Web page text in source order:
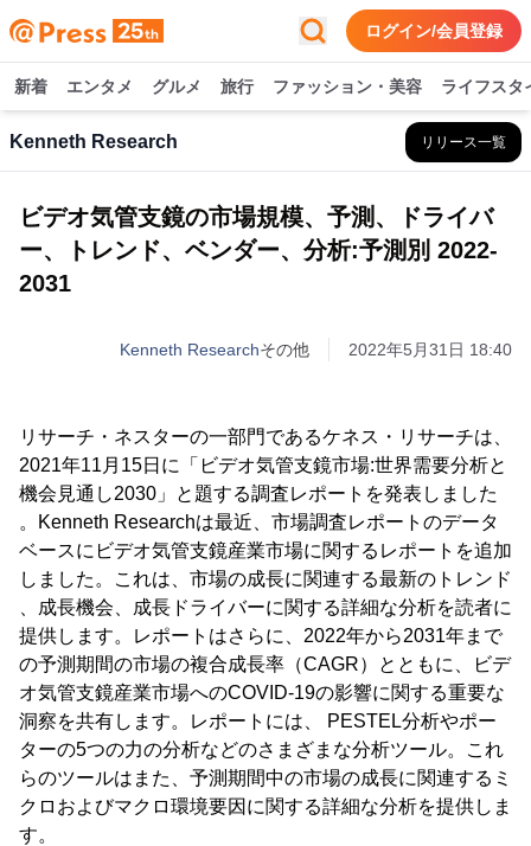
ログイン/会員登録
新着 エンタメ グルメ 旅行 ファッション・美容 ライフスタ
Kenneth Research リリース一覧
ビデオ気管支鏡の市場規模、予測、ドライバ
ー、トレンド、ベンダー、分析:予測別 2022-
2031
Kenneth Researchその他 2022年5月31日 18:40
リサーチ・ネスターの一部門であるケネス・リサーチは、
2021年11月15日に「ビデオ気管支鏡市場:世界需要分析と
機会見通し2030」と題する調査レポートを発表しました
。Kenneth Researchは最近、市場調査レポートのデータ
ベースにビデオ気管支鏡産業市場に関するレポートを追加
しました。これは、市場の成長に関連する最新のトレンド
、成長機会、成長ドライバーに関する詳細な分析を読者に
提供します。レポートはさらに、2022年から2031年まで
の予測期間の市場の複合成長率（CAGR）とともに、ビデ
オ気管支鏡産業市場へのCOVID-19の影響に関する重要な
洞察を共有します。レポートには、 PESTEL分析やポー
ターの5つの力の分析などのさまざまな分析ツール。これ
らのツールはまた、予測期間中の市場の成長に関連するミ
クロおよびマクロ環境要因に関する詳細な分析を提供しま
す。